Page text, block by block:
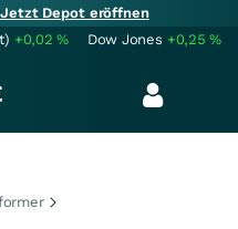
Depot eröffnen
+0,02% Dow Jones +0,25%